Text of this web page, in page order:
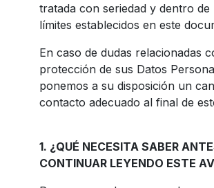
tratada con seriedad y dentro de
límites establecidos en este
En caso de dudas relacionadas
protección de sus Datos
ponemos a su disposición un
contacto adecuado al final de
1. ¿QUÉ NECESITA SABER
CONTINUAR LEYENDO ESTE